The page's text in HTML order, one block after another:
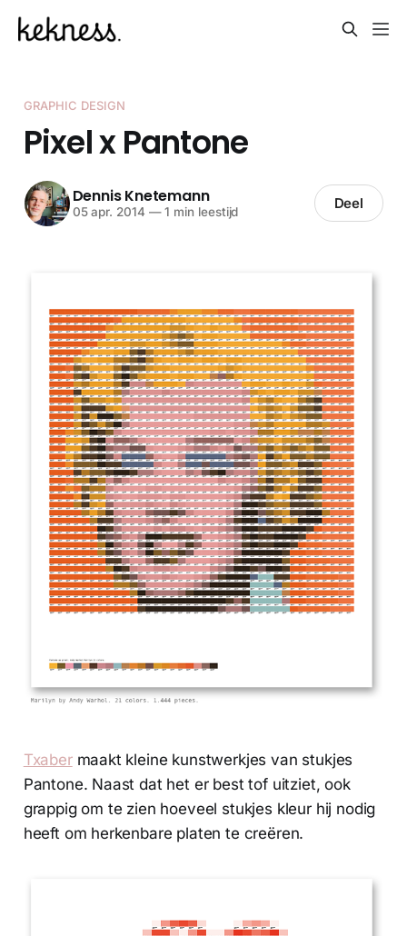
GRAPHIC DESIGN
Pixel x Pantone
Dennis Knetemann
05 apr. 2014 —1 min leestijd Deel
Txabermaakt kleine kunstwerkjes van stukjes
Pantone. Naast dat het er best tof uitziet, ook
grappig om te zien hoeveel stukjes kleur hij nodig
heeft om herkenbare platen te creëren.